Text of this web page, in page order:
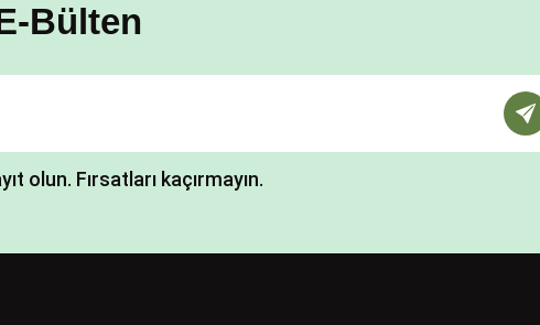
Bülten
olun. Fırsatları kaçırmayın.